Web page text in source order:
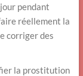
pendant
réellement la
corriger des
la prostitution